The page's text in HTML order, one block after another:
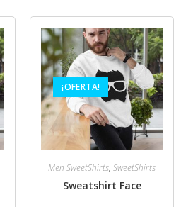
¡OFERTA!
Men SweetShirts, SweetShirts
Sweatshirt Face